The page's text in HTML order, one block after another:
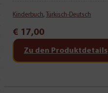
Kinderbuch, Türkisch-Deutsch
€ 17,00
Zu den Produktdetails